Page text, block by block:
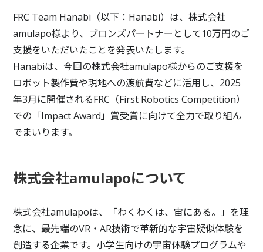
FRC Team Hanabi（以下：Hanabi）は、株式会社
amulapo様より、ブロンズパートナーとして10万円のご
支援をいただいたことを発表いたします。
Hanabiは、今回の株式会社amulapo様からのご支援を
ロボット製作費や現地への渡航費などに活用し、2025
年3月に開催されるFRC（First Robotics Competition）
での「Impact Award」賞受賞に向けて全力で取り組ん
でまいります。
株式会社amulapoについて
株式会社amulapoは、「わくわくは、宙にある。」を理
念に、最先端のVR・AR技術で革新的な宇宙疑似体験を
創造する企業です。小学生向けの宇宙体験プログラムや